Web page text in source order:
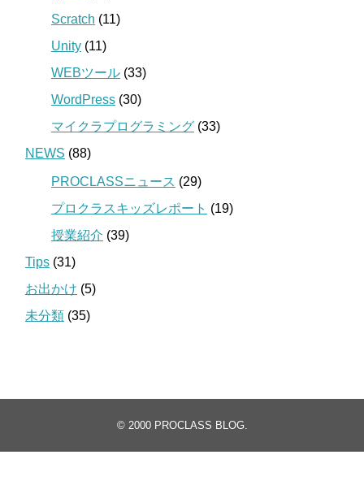
Scratch (11)
Unity (11)
WEBツール (33)
WordPress (30)
マイクラプログラミング (33)
NEWS (88)
PROCLASSニュース (29)
プロクラスキッズレポート (19)
授業紹介 (39)
Tips (31)
お出かけ (5)
未分類 (35)
© 2000 PROCLASS BLOG.